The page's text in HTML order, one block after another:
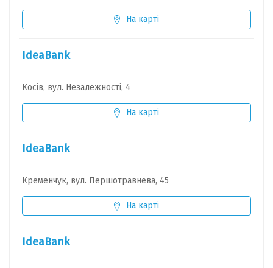
На карті
IdeaBank
Косів, вул. Незалежності, 4
На карті
IdeaBank
Кременчук, вул. Першотравнева, 45
На карті
IdeaBank